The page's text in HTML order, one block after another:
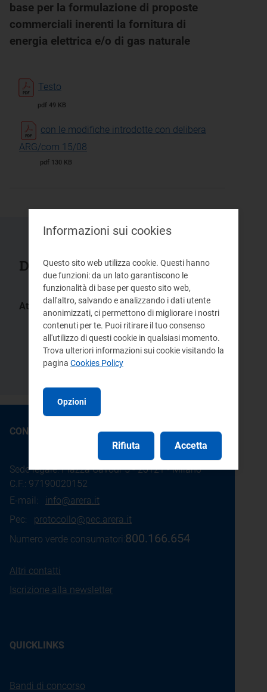
base per la formulazione di proposte
commerciali inerenti la fornitura di
energia elettrica e/o di gas naturale
Testo
pdf 49 KB
con le modifiche introdotte con delibera
ARG/com 15/08
pdf 130 KB
Documenti collegati
Atti:
ARG/gas
79/09
ARG/elt
188/08
ARG/com
15/08
DCO 39/07
Delibera/Provvedimento
183/07
CONTATTI
Sede legale: Piazza Cavour 5 - 20121 - Milano
C.F.: 97190020152
E-mail: info@arera.it
Pec: protocollo@pec.arera.it
Numero verde consumatori:800.166.654
Altri contatti
Iscrizione alla newsletter
QUICKLINKS
Bandi di concorso
Informazioni sui cookies
Questo sito web utilizza cookie. Questi hanno
due funzioni: da un lato garantiscono le
funzionalità di base per questo sito web,
dall'altro, salvando e analizzando i dati utente
anonimizzati, ci permettono di migliorare i nostri
contenuti per te. Puoi ritirare il tuo consenso
all'utilizzo di questi cookie in qualsiasi momento.
Trova ulteriori informazioni sui cookie visitando la
pagina Cookies Policy
Opzioni
Rifiuta Accetta